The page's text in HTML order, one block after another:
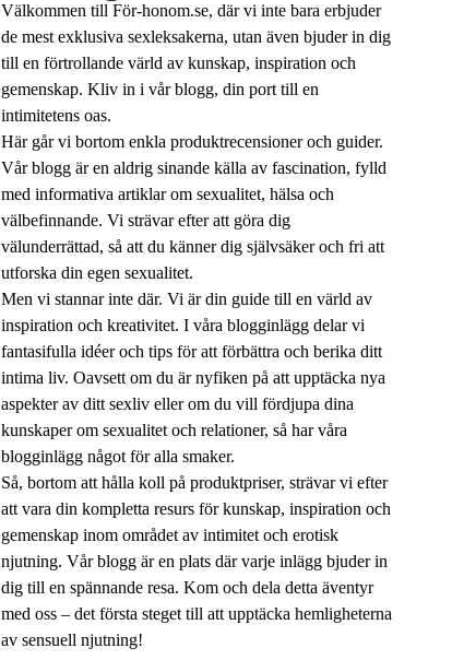
Välkommen till För-honom.se, där vi inte bara erbjuder
de mest exklusiva sexleksakerna, utan även bjuder in dig
till en förtrollande värld av kunskap, inspiration och
gemenskap. Kliv in i vår blogg, din port till en
intimitetens oas.
Här går vi bortom enkla produktrecensioner och guider.
Vår blogg är en aldrig sinande källa av fascination, fylld
med informativa artiklar om sexualitet, hälsa och
välbefinnande. Vi strävar efter att göra dig
välunderrättad, så att du känner dig självsäker och fri att
utforska din egen sexualitet.
Men vi stannar inte där. Vi är din guide till en värld av
inspiration och kreativitet. I våra blogginlägg delar vi
fantasifulla idéer och tips för att förbättra och berika ditt
intima liv. Oavsett om du är nyfiken på att upptäcka nya
aspekter av ditt sexliv eller om du vill fördjupa dina
kunskaper om sexualitet och relationer, så har våra
blogginlägg något för alla smaker.
Så, bortom att hålla koll på produktpriser, strävar vi efter
att vara din kompletta resurs för kunskap, inspiration och
gemenskap inom området av intimitet och erotisk
njutning. Vår blogg är en plats där varje inlägg bjuder in
dig till en spännande resa. Kom och dela detta äventyr
med oss – det första steget till att upptäcka hemligheterna
av sensuell njutning!